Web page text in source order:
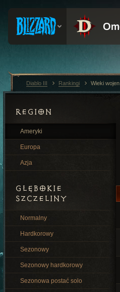
REGION
Ameryki
Europa
Azja
GŁĘBOKIE
SZCZELINY
Normalny
Hardkorowy
Sezonowy
Sezonowy hardkorowy
Sezonowa postać solo
Diablo III Rankingi Wieki wojen